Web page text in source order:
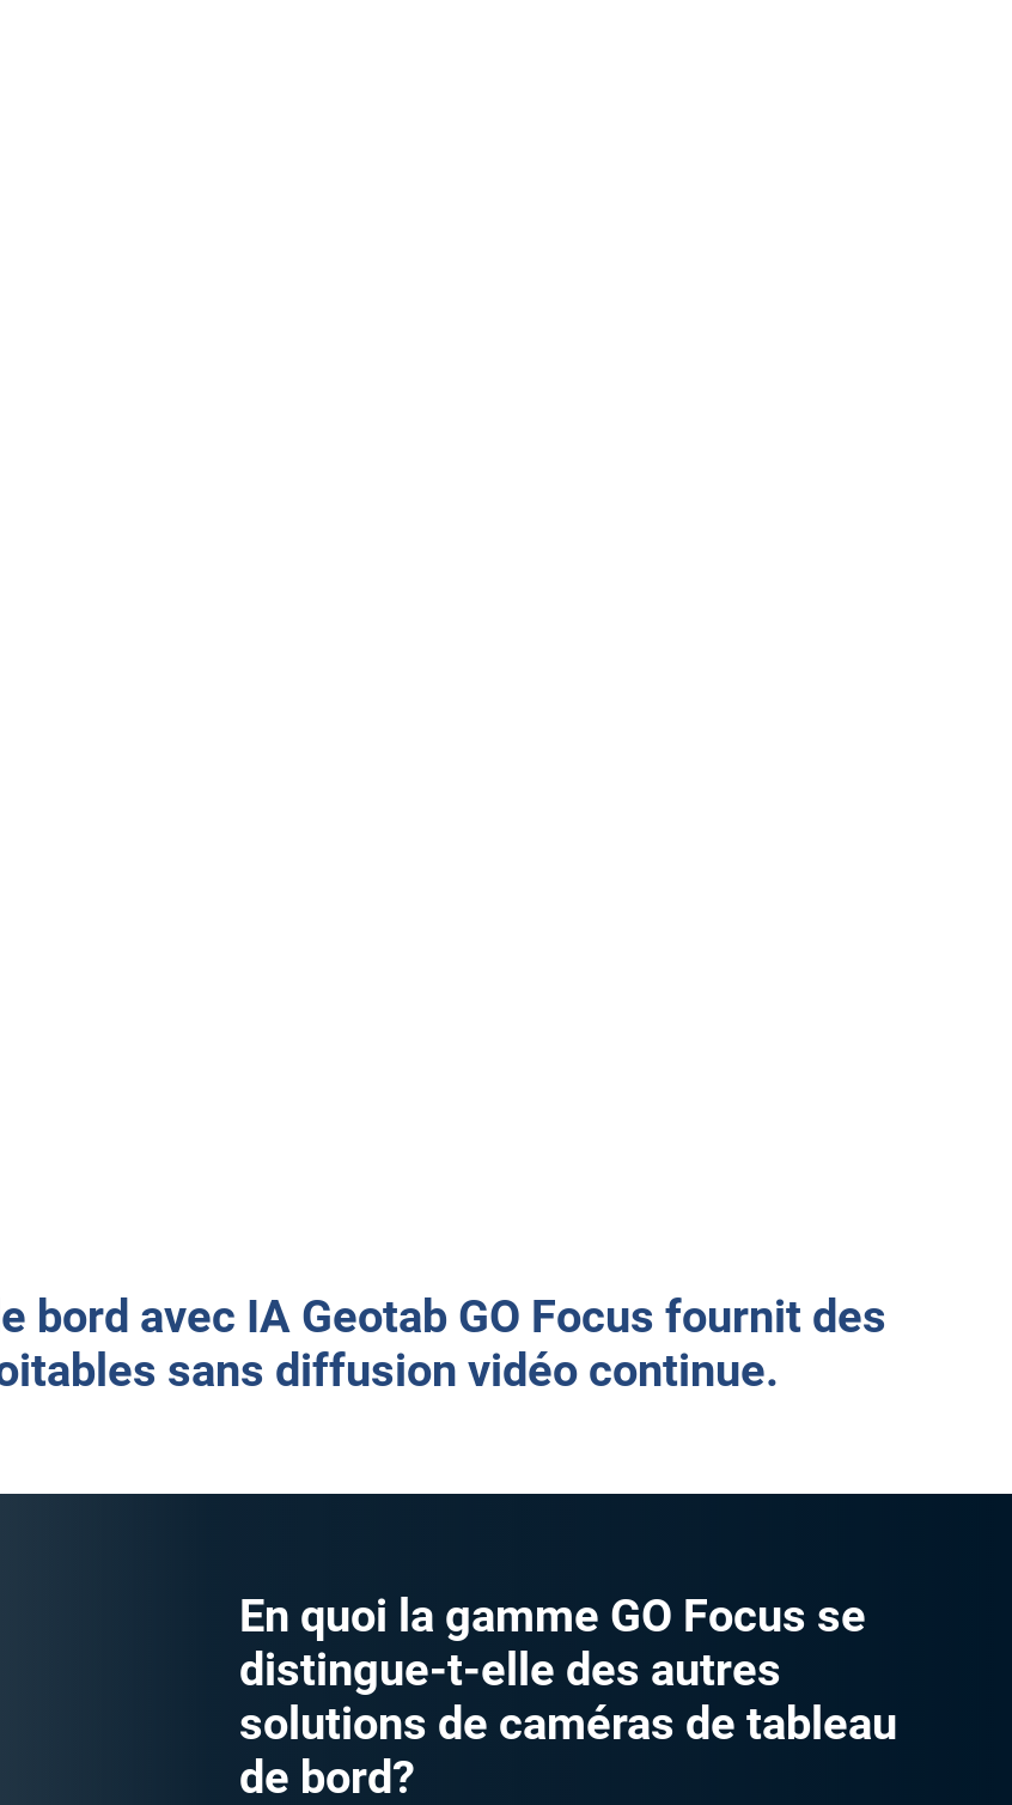
bord avec IA Geotab GO Focus fournit des
sans diffusion vidéo continue.
En quoi la gamme GO Focus se
distingue-t-elle des autres
solutions de caméras de tableau
de bord?